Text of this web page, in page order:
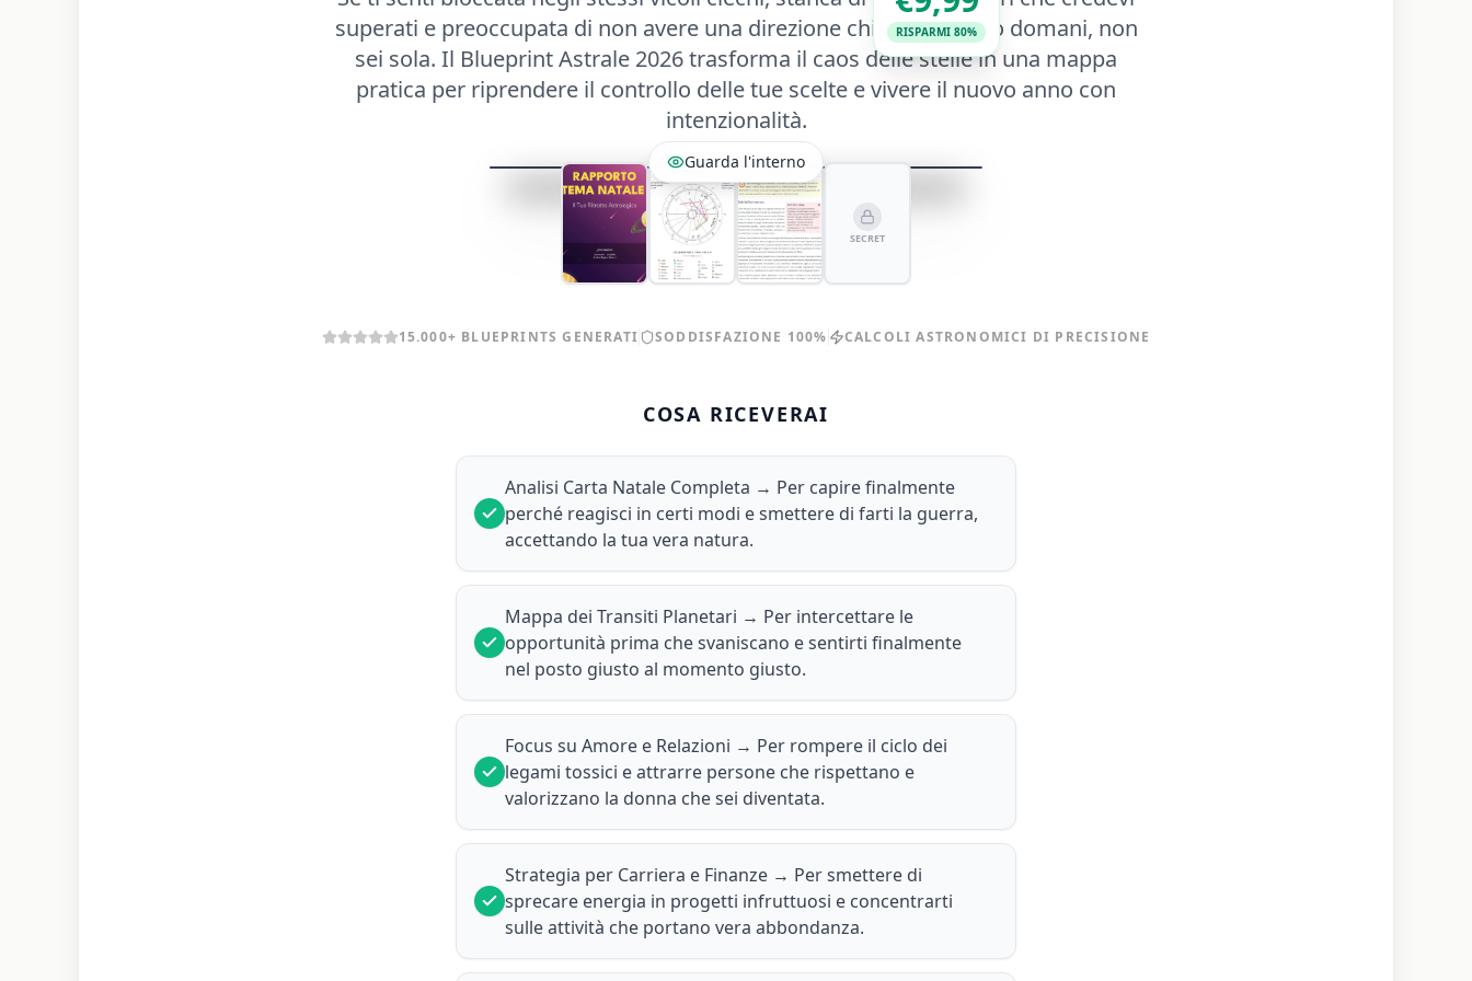
superati e preoccupata di non avere una direzione chiara per il tuo domani, non
sei sola. Il Blueprint Astrale 2026 trasforma il caos delle stelle in una mappa
pratica per riprendere il controllo delle tue scelte e vivere il nuovo anno con
intenzionalità.
RISPARMI 80%
Guarda l'interno
SECRET
15.000+ BLUEPRINTS GENERATI SODDISFAZIONE 100% CALCOLI ASTRONOMICI DI PRECISIONE
COSA RICEVERAI
Analisi Carta Natale Completa → Per capire finalmente
perché reagisci in certi modi e smettere di farti la guerra,
accettando la tua vera natura.
Mappa dei Transiti Planetari → Per intercettare le
opportunità prima che svaniscano e sentirti finalmente
nel posto giusto al momento giusto.
Focus su Amore e Relazioni → Per rompere il ciclo dei
legami tossici e attrarre persone che rispettano e
valorizzano la donna che sei diventata.
Strategia per Carriera e Finanze → Per smettere di
sprecare energia in progetti infruttuosi e concentrarti
sulle attività che portano vera abbondanza.